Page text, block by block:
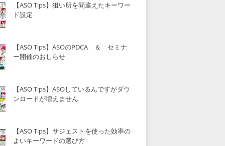
【ASO Tips】狙い所を間違えたキーワー
ド設定
【ASO Tips】ASOのPDCA ＆ セミナ
ー開催のおしらせ
【ASO Tips】ASOしているんですがダウ
ンロードが増えません
【ASO Tips】サジェストを使った効率の
よいキーワードの選び方